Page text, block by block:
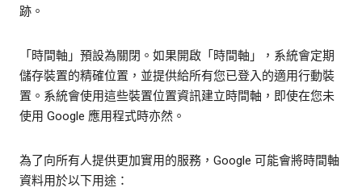
跡。
「時間軸」預設為關閉。如果開啟「時間軸」，系統會定期
儲存裝置的精確位置，並提供給所有您已登入的適用行動裝
置。系統會使用這些裝置位置資訊建立時間軸，即使在您未
使用 Google 應用程式時亦然。
為了向所有人提供更加實用的服務，Google 可能會將時間軸
資料用於以下用途：